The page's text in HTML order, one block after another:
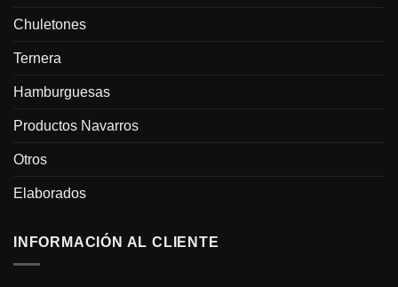
Chuletones
Ternera
Hamburguesas
Productos Navarros
Otros
Elaborados
INFORMACIÓN AL CLIENTE